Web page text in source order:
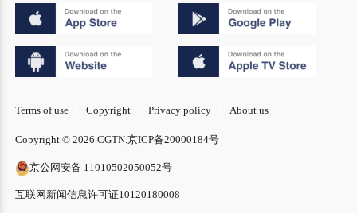
Terms of use Copyright Privacy policy About us
Copyright © 2026 CGTN.京ICP备20000184号
京公网安备 11010502050052号
互联网新闻信息许可证10120180008